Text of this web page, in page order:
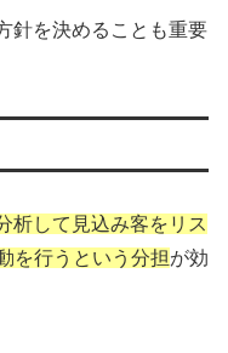
針を決めることも重要
析して見込み客をリス
を行うという分担が効